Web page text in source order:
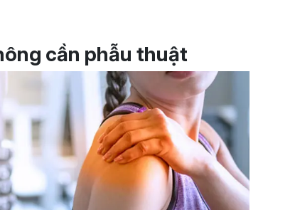
cần phẫu thuật